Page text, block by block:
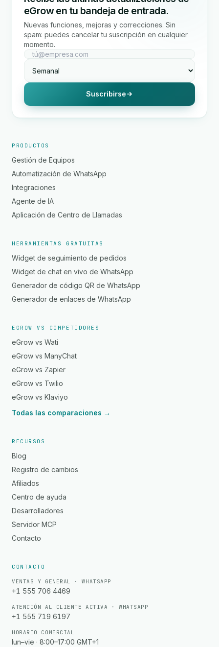
eGrow en tu bandeja de entrada.
Nuevas funciones, mejoras y correcciones. Sin
spam: puedes cancelar tu suscripción en cualquier
momento.
Suscribirse
PRODUCTOS
Gestión de Equipos
Automatización de WhatsApp
Integraciones
Agente de IA
Aplicación de Centro de Llamadas
HERRAMIENTAS GRATUITAS
Widget de seguimiento de pedidos
Widget de chat en vivo de WhatsApp
Generador de código QR de WhatsApp
Generador de enlaces de WhatsApp
EGROW VS COMPETIDORES
eGrow vs Wati
eGrow vs ManyChat
eGrow vs Zapier
eGrow vs Twilio
eGrow vs Klaviyo
Todas las comparaciones →
RECURSOS
Blog
Registro de cambios
Afiliados
Centro de ayuda
Desarrolladores
Servidor MCP
Contacto
CONTACTO
VENTAS Y GENERAL · WHATSAPP
+1 555 706 4469
ATENCIÓN AL CLIENTE ACTIVA · WHATSAPP
+1 555 719 6197
HORARIO COMERCIAL
lun–vie · 8:00–17:00 GMT+1